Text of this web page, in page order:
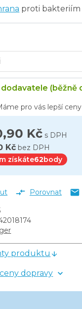
Kč s DPH
Kč bez DPH
získáte62body
(běžně
proti bakteriím
pro vás lepší
Porovnat
produktu
dopravy